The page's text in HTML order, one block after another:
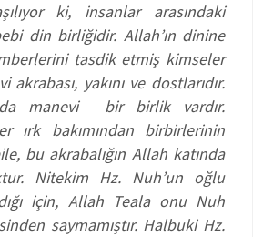
ki, insanlar arasındaki
din birliğidir. Allah’ın dinine
tasdik etmiş kimseler
yakını ve dostlarıdır.
manevi bir birlik vardır.
ırk bakımından birbirlerinin
bu akrabalığın Allah katında
Nitekim Hz. Nuh’un oğlu
için, Allah Teala onu Nuh
saymamıştır. Halbuki Hz.